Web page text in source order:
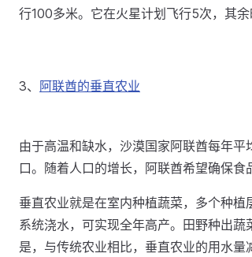
行100多米。它在火星计划飞行5次，其
3、 阿联酋的垂直农业
由于高温和缺水，沙漠国家阿联酋每年
口。随着人口的增长，阿联酋希望确保食
垂直农业就是在室内种植蔬菜，多个种
系统浇水，可实现全年高产。田野种出
是，与传统农业相比，垂直农业的用水